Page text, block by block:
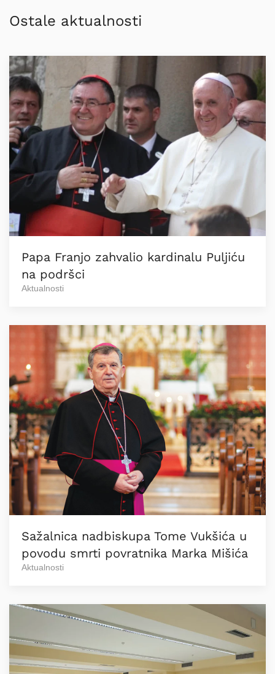
Ostale aktualnosti
Papa Franjo zahvalio kardinalu Puljiću
na podršci
Aktualnosti
Sažalnica nadbiskupa Tome Vukšića u
povodu smrti povratnika Marka Mišića
Aktualnosti